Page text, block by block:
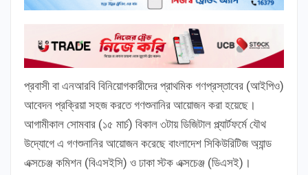
প্রবাসী বা এনআরবি বিনিয়োগকারীদের প্রাথমিক গণপ্রস্তাবের (আইপিও)
আবেদন প্রক্রিয়া সহজ করতে গণশুনানির আয়োজন করা হয়েছে।
আগামীকাল সোমবার (১৫ মার্চ) বিকাল ৩টায় ডিজিটাল প্ল্যার্টফর্মে যৌথ
উদ্যোগে এ গণশুনানির আয়োজন করেছে বাংলাদেশ সিকিউরিটিজ অ্যান্ড
এক্সচেঞ্জ কমিশন (বিএসইসি) ও ঢাকা স্টক এক্সচেঞ্জ (ডিএসই)।